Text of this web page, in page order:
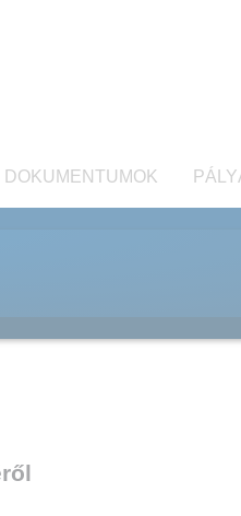
DOKUMENTUMOK